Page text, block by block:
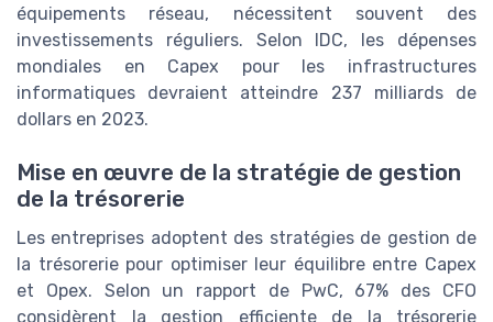
équipements réseau, nécessitent souvent des
investissements réguliers. Selon IDC, les dépenses
mondiales en Capex pour les infrastructures
informatiques devraient atteindre 237 milliards de
dollars en 2023.
Mise en œuvre de la stratégie de gestion
de la trésorerie
Les entreprises adoptent des stratégies de gestion de
la trésorerie pour optimiser leur équilibre entre Capex
et Opex. Selon un rapport de PwC, 67% des CFO
considèrent la gestion efficiente de la trésorerie